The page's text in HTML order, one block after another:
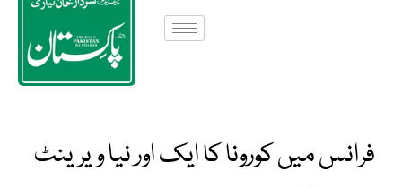
فرانس میں کورونا کا ایک اور نیا ویرینٹ